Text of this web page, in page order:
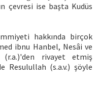
çevresi ise başta Kudüs
hakkında birçok
ibnu Hanbel, Nesâi ve
rivayet etmiş
Resulullah (s.a.v.) şöyle